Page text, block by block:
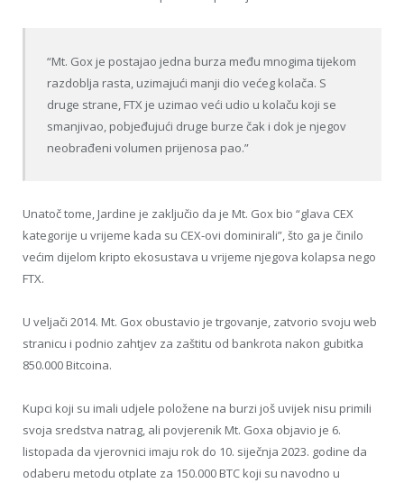
“Mt. Gox je postajao jedna burza među mnogima tijekom
razdoblja rasta, uzimajući manji dio većeg kolača. S
druge strane, FTX je uzimao veći udio u kolaču koji se
smanjivao, pobjeđujući druge burze čak i dok je njegov
neobrađeni volumen prijenosa pao.”
Unatoč tome, Jardine je zaključio da je Mt. Gox bio “glava CEX
kategorije u vrijeme kada su CEX-ovi dominirali”, što ga je činilo
većim dijelom kripto ekosustava u vrijeme njegova kolapsa nego
FTX.
U veljači 2014. Mt. Gox obustavio je trgovanje, zatvorio svoju web
stranicu i podnio zahtjev za zaštitu od bankrota nakon gubitka
850.000 Bitcoina.
Kupci koji su imali udjele položene na burzi još uvijek nisu primili
svoja sredstva natrag, ali povjerenik Mt. Goxa objavio je 6.
listopada da vjerovnici imaju rok do 10. siječnja 2023. godine da
odaberu metodu otplate za 150.000 BTC koji su navodno u